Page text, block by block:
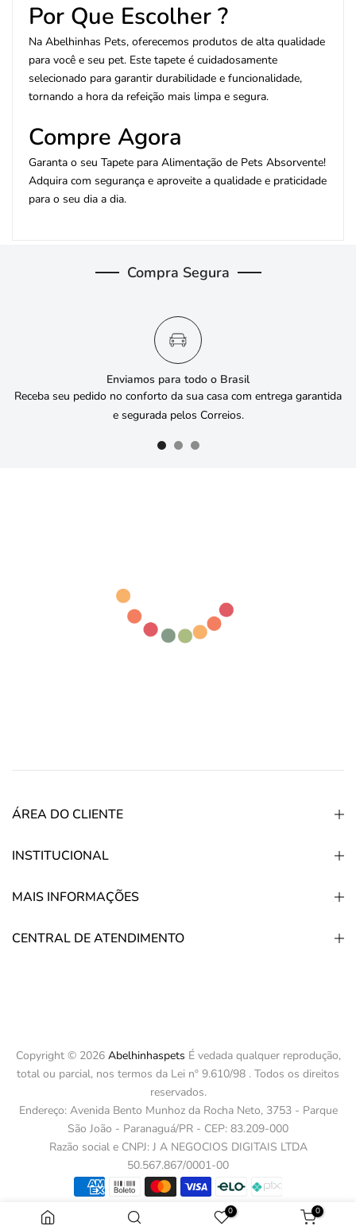
Por Que Escolher ?
Na Abelhinhas Pets, oferecemos produtos de alta qualidade
para você e seu pet. Este tapete é cuidadosamente
selecionado para garantir durabilidade e funcionalidade,
tornando a hora da refeição mais limpa e segura.
Compre Agora
Garanta o seu Tapete para Alimentação de Pets Absorvente!
Adquira com segurança e aproveite a qualidade e praticidade
para o seu dia a dia.
Compra Segura
Enviamos para todo o Brasil
Receba seu pedido no conforto da sua casa com entrega garantida
e segurada pelos Correios.
ÁREA DO CLIENTE
INSTITUCIONAL
MAIS INFORMAÇÕES
CENTRAL DE ATENDIMENTO
Copyright © 2026 Abelhinhaspets É vedada qualquer reprodução,
total ou parcial, nos termos da Lei nº 9.610/98 . Todos os direitos
reservados.
Endereço: Avenida Bento Munhoz da Rocha Neto, 3753 - Parque
São João - Paranaguá/PR - CEP: 83.209-000
Razão social e CNPJ: J A NEGOCIOS DIGITAIS LTDA
50.567.867/0001-00
0 0